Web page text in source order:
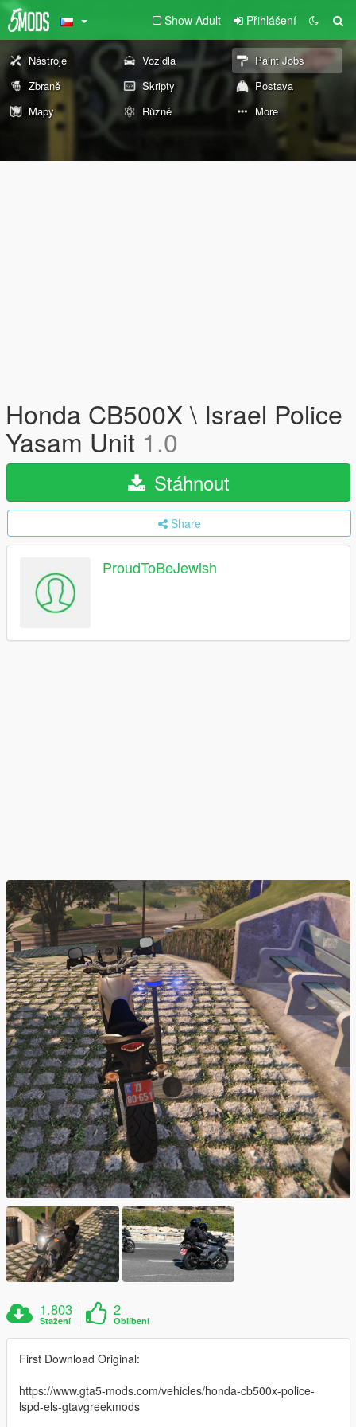
Show Adult Přihlášení
Nástroje Vozidla
Paint Jobs
Zbraně
Skripty
Postava
Mapy
Různé More
Honda CB500X \ Israel Police
Yasam Unit 1.0
Stáhnout
Share
ProudToBeJewish
1.803
Stažení
2
Oblíbení
First Download Original:
https://www.gta5-mods.com/vehicles/honda-cb500x-police-
lspd-els-gtavgreekmods